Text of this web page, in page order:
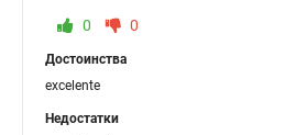
0 0
Достоинства
excelente
Недостатки